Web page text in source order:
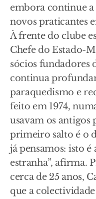
embora continue
novos praticantes
À frente do clube
Chefe do Estado-
sócios fundadores
continua
paraquedismo e
feito em 1974,
usavam os antigos
primeiro salto é o
já pensamos: isto é
estranha”, afirma.
cerca de 25 anos,
que a